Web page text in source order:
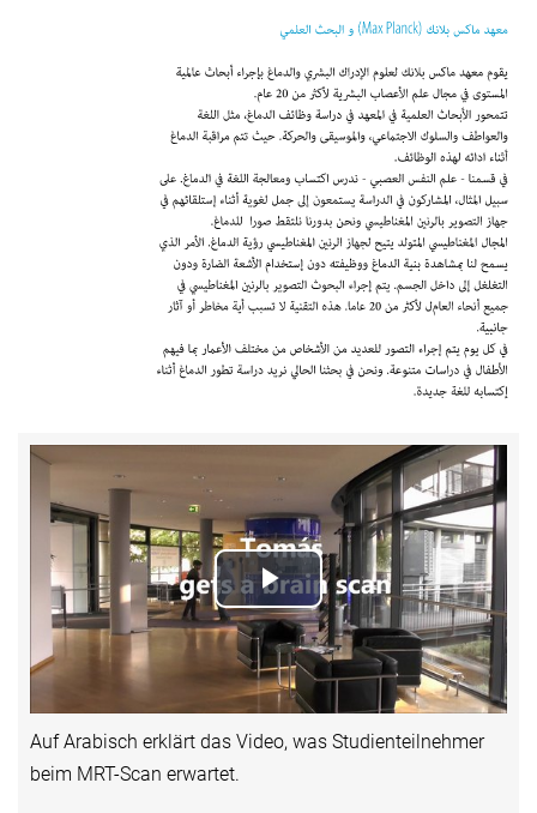
Play
Video
Auf Arabisch erklärt das Video, was Studienteilnehmer
beim MRT-Scan erwartet.